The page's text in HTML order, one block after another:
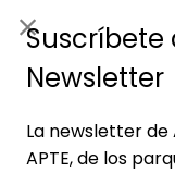
Suscríbete
Newsletter
La newsletter de
APTE, de los